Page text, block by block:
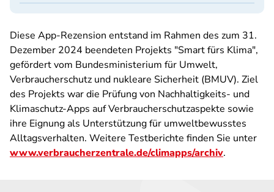
Diese App-Rezension entstand im Rahmen des zum 31.
Dezember 2024 beendeten Projekts "Smart fürs Klima",
gefördert vom Bundesministerium für Umwelt,
Verbraucherschutz und nukleare Sicherheit (BMUV). Ziel
des Projekts war die Prüfung von Nachhaltigkeits- und
Klimaschutz-Apps auf Verbraucherschutzaspekte sowie
ihre Eignung als Unterstützung für umweltbewusstes
Alltagsverhalten. Weitere Testberichte finden Sie unter
www.verbraucherzentrale.de/climapps/archiv.